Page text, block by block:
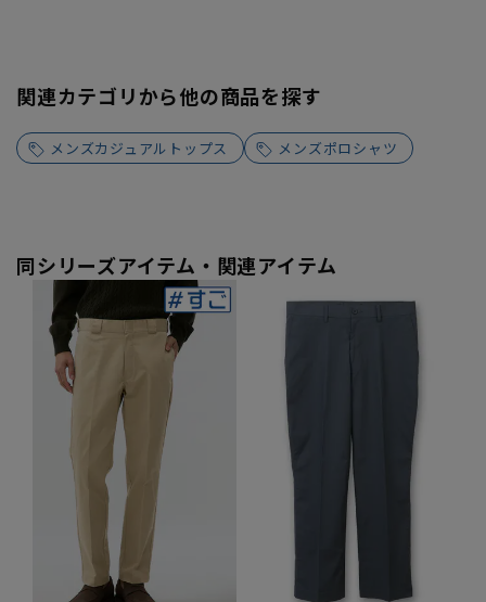
関連カテゴリから他の商品を探す
メンズカジュアルトップス メンズポロシャツ
同シリーズアイテム・関連アイテム